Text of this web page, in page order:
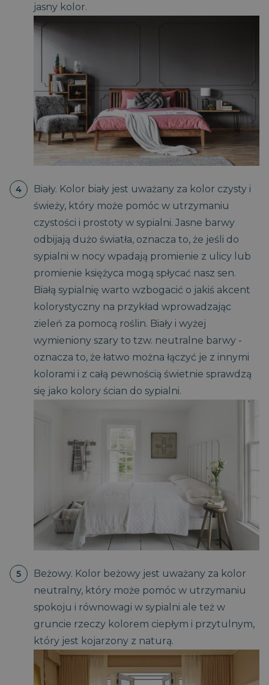
jasny kolor.
Biały. Kolor biały jest uważany za kolor czysty i
świeży, który może pomóc w utrzymaniu
czystości i prostoty w sypialni. Jasne barwy
odbijają dużo światła, oznacza to, że jeśli do
sypialni w nocy wpadają promienie z ulicy lub
promienie księżyca mogą spłycać nasz sen.
Białą sypialnię warto wzbogacić o jakiś akcent
kolorystyczny na przykład wprowadzając
zieleń za pomocą roślin. Biały i wyżej
wymieniony szary to tzw. neutralne barwy -
oznacza to, że łatwo można łączyć je z innymi
kolorami i z całą pewnością świetnie sprawdzą
się jako kolory ścian do sypialni.
Beżowy. Kolor beżowy jest uważany za kolor
neutralny, który może pomóc w utrzymaniu
spokoju i równowagi w sypialni ale też w
gruncie rzeczy kolorem ciepłym i przytulnym,
który jest kojarzony z naturą.